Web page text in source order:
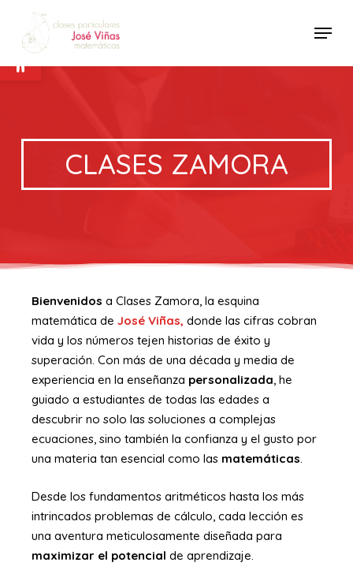
Abrir barra de herramientas
contenido
principal
Menú
CLASES ZAMORA
Bienvenidos a Clases Zamora, la esquina
matemática deJosé Viñas, donde las cifras cobran
vida y los números tejen historias de éxito y
superación. Con más de una década y media de
experiencia en la enseñanza personalizada, he
guiado a estudiantes de todas las edades a
descubrir no solo las soluciones a complejas
ecuaciones, sino también la confianza y el gusto por
una materia tan esencial como las matemáticas.
Desde los fundamentos aritméticos hasta los más
intrincados problemas de cálculo, cada lección es
una aventura meticulosamente diseñada para
maximizar el potencial de aprendizaje.